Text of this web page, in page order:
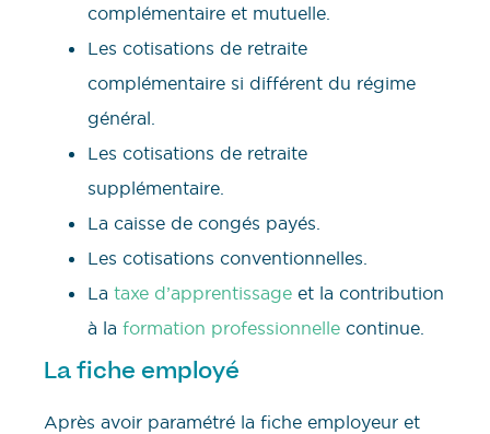
complémentaire et mutuelle.
Les cotisations de retraite
complémentaire si différent du régime
général.
Les cotisations de retraite
supplémentaire.
La caisse de congés payés.
Les cotisations conventionnelles.
La taxe d’apprentissage et la contribution
à la formation professionnelle continue.
La fiche employé
Après avoir paramétré la fiche employeur et